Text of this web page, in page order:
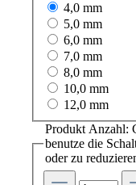
4,0 mm
5,0 mm
6,0 mm
7,0 mm
8,0 mm
10,0 mm
12,0 mm
Produkt Anzahl:
benutze die
oder zu